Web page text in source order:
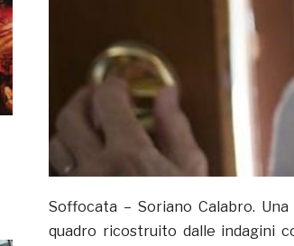
Soffocata – Soriano Calabro. Una
quadro ricostruito dalle indagini